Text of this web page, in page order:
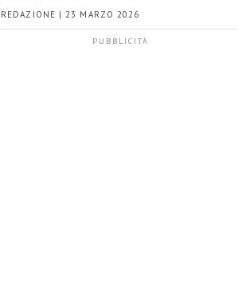
REDAZIONE | 23 MARZO 2026